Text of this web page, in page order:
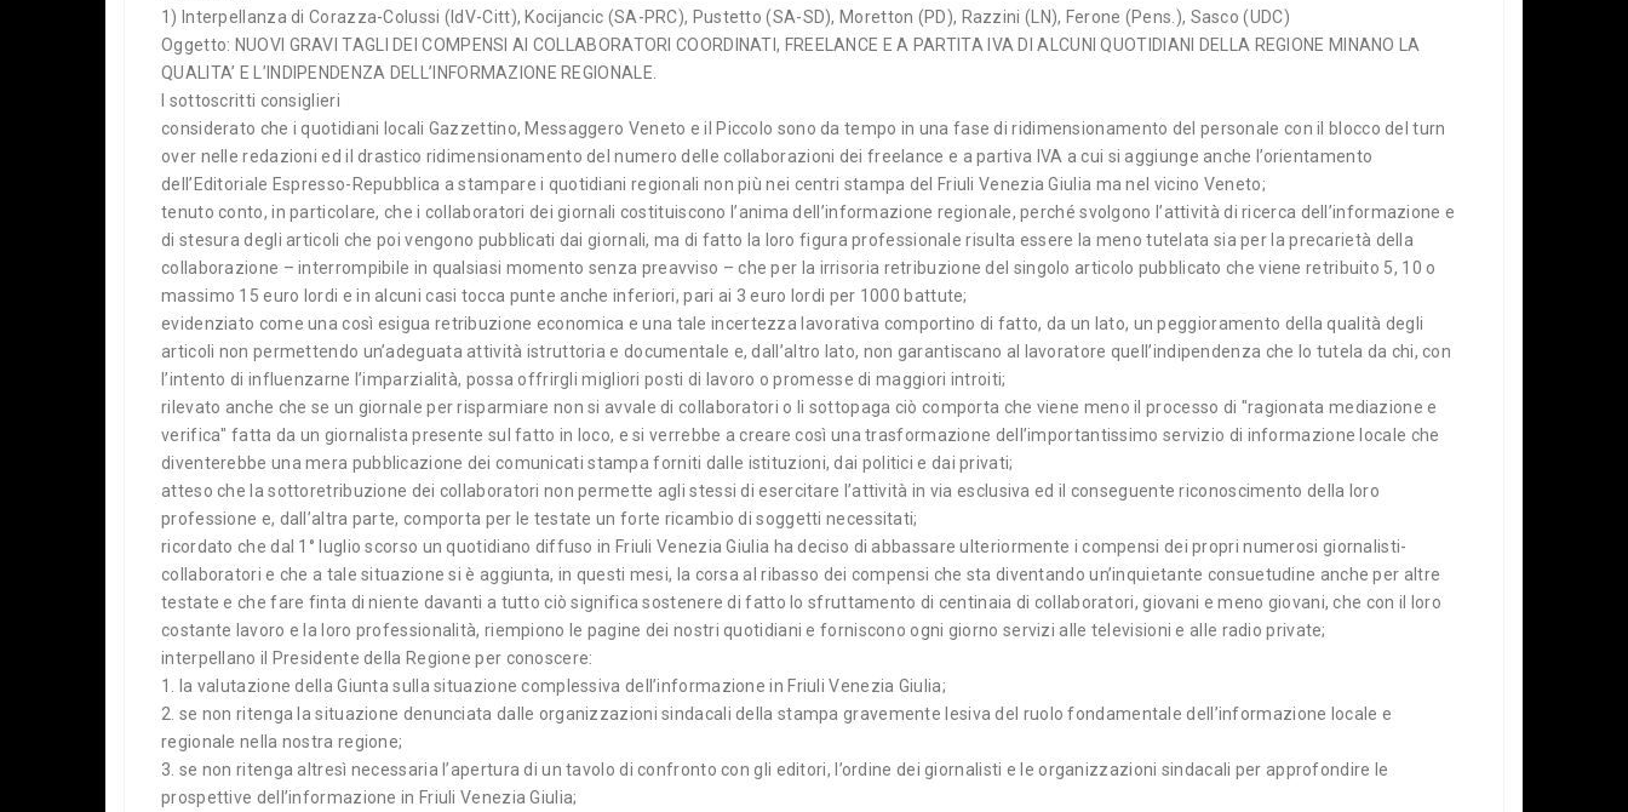
1) Interpellanza di Corazza-Colussi (IdV-Citt), Kocijancic (SA-PRC), Pustetto (SA-SD), Moretton (PD), Razzini (LN), Ferone (Pens.), Sasco (UDC)
Oggetto: NUOVI GRAVI TAGLI DEI COMPENSI AI COLLABORATORI COORDINATI, FREELANCE E A PARTITA IVA DI ALCUNI QUOTIDIANI DELLA REGIONE MINANO LA
QUALITA’ E L’INDIPENDENZA DELL’INFORMAZIONE REGIONALE.
I sottoscritti consiglieri
considerato che i quotidiani locali Gazzettino, Messaggero Veneto e il Piccolo sono da tempo in una fase di ridimensionamento del personale con il blocco del turn
over nelle redazioni ed il drastico ridimensionamento del numero delle collaborazioni dei freelance e a partiva IVA a cui si aggiunge anche l’orientamento
dell’Editoriale Espresso-Repubblica a stampare i quotidiani regionali non più nei centri stampa del Friuli Venezia Giulia ma nel vicino Veneto;
tenuto conto, in particolare, che i collaboratori dei giornali costituiscono l’anima dell’informazione regionale, perché svolgono l’attività di ricerca dell’informazione e
di stesura degli articoli che poi vengono pubblicati dai giornali, ma di fatto la loro figura professionale risulta essere la meno tutelata sia per la precarietà della
collaborazione – interrompibile in qualsiasi momento senza preavviso – che per la irrisoria retribuzione del singolo articolo pubblicato che viene retribuito 5, 10 o
massimo 15 euro lordi e in alcuni casi tocca punte anche inferiori, pari ai 3 euro lordi per 1000 battute;
evidenziato come una così esigua retribuzione economica e una tale incertezza lavorativa comportino di fatto, da un lato, un peggioramento della qualità degli
articoli non permettendo un’adeguata attività istruttoria e documentale e, dall’altro lato, non garantiscano al lavoratore quell’indipendenza che lo tutela da chi, con
l’intento di influenzarne l’imparzialità, possa offrirgli migliori posti di lavoro o promesse di maggiori introiti;
rilevato anche che se un giornale per risparmiare non si avvale di collaboratori o li sottopaga ciò comporta che viene meno il processo di "ragionata mediazione e
verifica" fatta da un giornalista presente sul fatto in loco, e si verrebbe a creare così una trasformazione dell’importantissimo servizio di informazione locale che
diventerebbe una mera pubblicazione dei comunicati stampa forniti dalle istituzioni, dai politici e dai privati;
atteso che la sottoretribuzione dei collaboratori non permette agli stessi di esercitare l’attività in via esclusiva ed il conseguente riconoscimento della loro
professione e, dall’altra parte, comporta per le testate un forte ricambio di soggetti necessitati;
ricordato che dal 1° luglio scorso un quotidiano diffuso in Friuli Venezia Giulia ha deciso di abbassare ulteriormente i compensi dei propri numerosi giornalisti-
collaboratori e che a tale situazione si è aggiunta, in questi mesi, la corsa al ribasso dei compensi che sta diventando un’inquietante consuetudine anche per altre
testate e che fare finta di niente davanti a tutto ciò significa sostenere di fatto lo sfruttamento di centinaia di collaboratori, giovani e meno giovani, che con il loro
costante lavoro e la loro professionalità, riempiono le pagine dei nostri quotidiani e forniscono ogni giorno servizi alle televisioni e alle radio private;
interpellano il Presidente della Regione per conoscere:
1. la valutazione della Giunta sulla situazione complessiva dell’informazione in Friuli Venezia Giulia;
2. se non ritenga la situazione denunciata dalle organizzazioni sindacali della stampa gravemente lesiva del ruolo fondamentale dell’informazione locale e
regionale nella nostra regione;
3. se non ritenga altresì necessaria l’apertura di un tavolo di confronto con gli editori, l’ordine dei giornalisti e le organizzazioni sindacali per approfondire le
prospettive dell’informazione in Friuli Venezia Giulia;